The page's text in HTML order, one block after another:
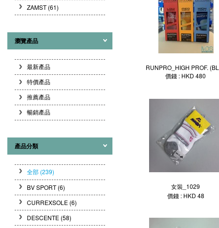
ZAMST (61)
瀏覽產品
最新產品
特價產品
推薦產品
暢銷產品
產品分類
全部 (239)
BV SPORT(6)
CURREXSOLE (6)
DESCENTE (58)
RUNPRO_HIGH PROF.
價錢 : HKD 480
女裝_1029
價錢 : HKD 48